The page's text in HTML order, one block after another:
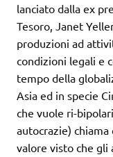
lanciato dalla ex
Tesoro, Janet
produzioni ad
condizioni legali e
tempo della
Asia ed in specie
che vuole ri-
autocrazie)
valore visto che gli